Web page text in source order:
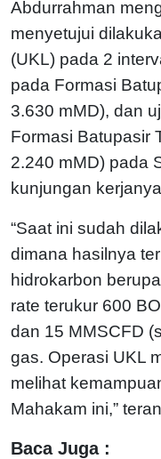
Abdurrahman
menyetujui
(UKL) pada 2
pada Formasi
3.630 mMD), dan
Formasi Batupasir
2.240 mMD) pada
kunjungan
“Saat ini sudah
dimana hasilnya
hidrokarbon
rate terukur 600
dan 15 MMSCFD
gas. Operasi UKL
melihat
Mahakam ini,”
Baca Juga :